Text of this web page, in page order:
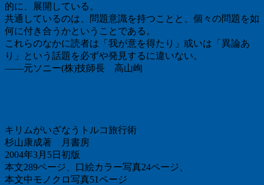
的に、展開している。
共通しているのは、問題意識を持つことと、個々の問題を如
何に付き合うかということである。
これらのなかに読者は「我が意を得たり」或いは「異論あ
り」という話題を必ずや発見するに違いない。
――元ソニー(株)技師長 高山峋
キリムがいざなうトルコ旅行術
杉山康成著 月書房
2004年3月5日初版
本文289ページ、口絵カラー写真24ページ、
本文中モノクロ写真51ページ